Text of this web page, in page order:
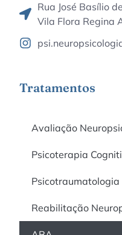
Rua José Basílio
Vila Flora Regina
Tratamentos
Avaliação
Psicoterapia
Psicotraumatologia
Reabilitação